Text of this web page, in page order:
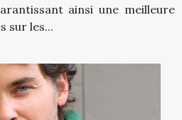
ainsi une meilleure
sur les...